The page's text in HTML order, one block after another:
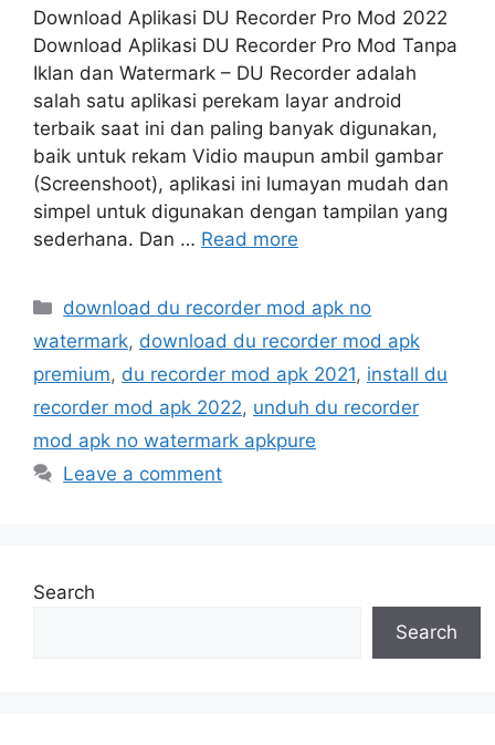
Download Aplikasi DU Recorder Pro Mod 2022
Download Aplikasi DU Recorder Pro Mod Tanpa
Iklan dan Watermark – DU Recorder adalah
salah satu aplikasi perekam layar android
terbaik saat ini dan paling banyak digunakan,
baik untuk rekam Vidio maupun ambil gambar
(Screenshoot), aplikasi ini lumayan mudah dan
simpel untuk digunakan dengan tampilan yang
sederhana. Dan … Read more
Categories
download du recorder mod apk no
watermark, download du recorder mod apk
premium, du recorder mod apk 2021, install du
recorder mod apk 2022, unduh du recorder
mod apk no watermark apkpure
Leave a comment
Search
Search